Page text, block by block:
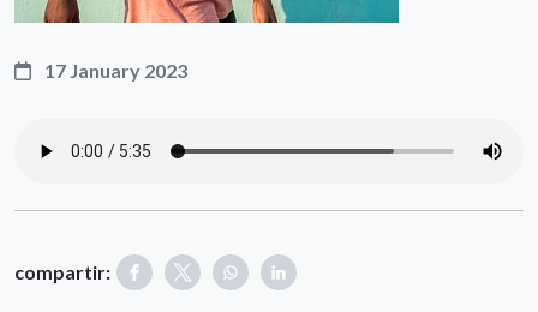
17 January 2023
compartir: